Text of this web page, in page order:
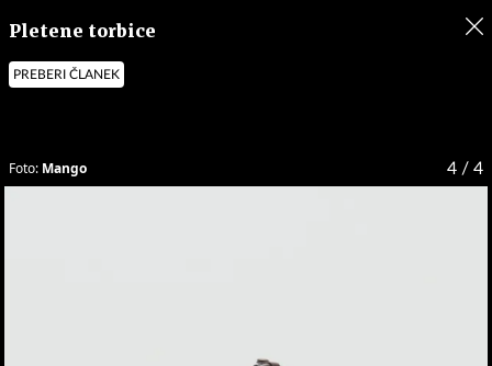
Pletene torbice
PREBERI ČLANEK
4 / 4
Foto: Mango